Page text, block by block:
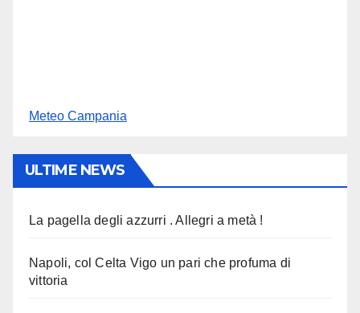
Meteo Campania
ULTIME NEWS
La pagella degli azzurri . Allegri a metà !
Napoli, col Celta Vigo un pari che profuma di
vittoria